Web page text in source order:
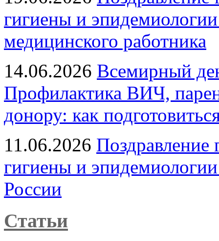
гигиены и
медицинского работника
14.06.2026 Всемирный
Профилактика ВИЧ,
донору: как
11.06.2026 Поздравление
гигиены и
России
Статьи